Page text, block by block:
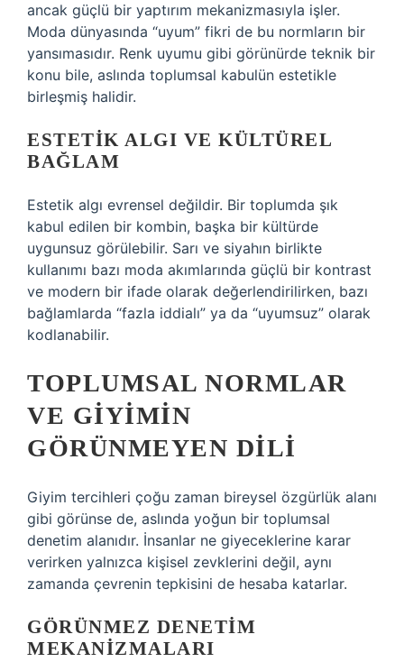
ancak güçlü bir yaptırım mekanizmasıyla işler.
Moda dünyasında “uyum” fikri de bu normların bir
yansımasıdır. Renk uyumu gibi görünürde teknik bir
konu bile, aslında toplumsal kabulün estetikle
birleşmiş halidir.
ESTETIK ALGI VE KÜLTÜREL
BAĞLAM
Estetik algı evrensel değildir. Bir toplumda şık
kabul edilen bir kombin, başka bir kültürde
uygunsuz görülebilir. Sarı ve siyahın birlikte
kullanımı bazı moda akımlarında güçlü bir kontrast
ve modern bir ifade olarak değerlendirilirken, bazı
bağlamlarda “fazla iddialı” ya da “uyumsuz” olarak
kodlanabilir.
TOPLUMSAL NORMLAR
VE GIYIMIN
GÖRÜNMEYEN DILI
Giyim tercihleri çoğu zaman bireysel özgürlük alanı
gibi görünse de, aslında yoğun bir toplumsal
denetim alanıdır. İnsanlar ne giyeceklerine karar
verirken yalnızca kişisel zevklerini değil, aynı
zamanda çevrenin tepkisini de hesaba katarlar.
GÖRÜNMEZ DENETIM
MEKANIZMALARI